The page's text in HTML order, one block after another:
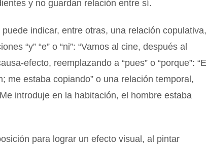
y no guardan relación entre sí.
indicar, entre otras, una relación copulativa,
“y” “e” o “ni”: “Vamos al cine, después al
efecto, reemplazando a “pues” o “porque”: “El
me estaba copiando” o una relación temporal,
introduje en la habitación, el hombre estaba
para lograr un efecto visual, al pintar